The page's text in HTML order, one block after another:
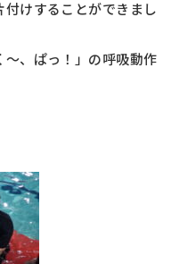
けすることができまし
、ぱっ！」の呼吸動作